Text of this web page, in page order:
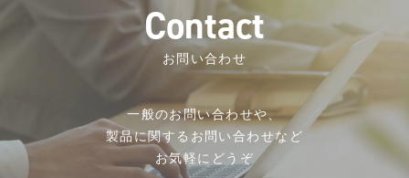
Contact
お問い合わせ
一般のお問い合わせや、
製品に関するお問い合わせなど
お気軽にどうぞ